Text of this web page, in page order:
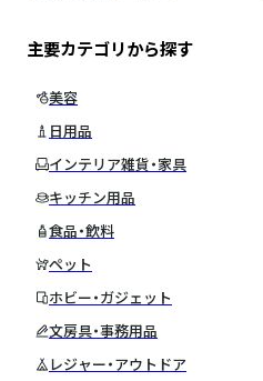
主要カテゴリから探す
美容
日用品
インテリア雑貨・家具
キッチン用品
食品・飲料
ペット
ホビー・ガジェット
文房具・事務用品
レジャー・アウトドア